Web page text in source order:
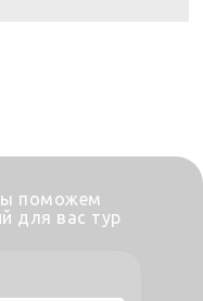
поможем
для вас тур